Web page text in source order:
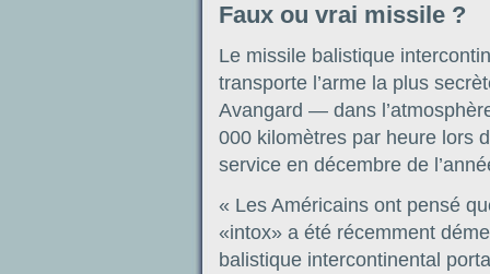
Faux ou vrai missile ?
Le missile balistique
transporte l’arme la plus
Avangard — dans
000 kilomètres par heure lors
service en décembre de
« Les Américains ont pensé
«intox» a été récemment
balistique intercontinental